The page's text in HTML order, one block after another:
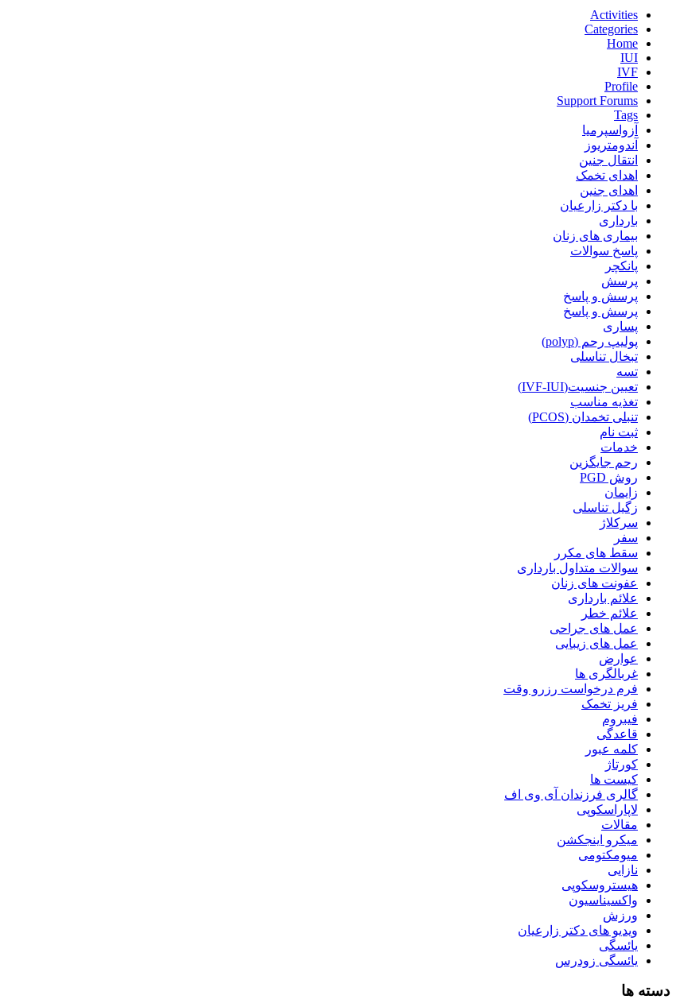
Activities
Categories
Home
IUI
IVF
Profile
Support Forums
Tags
آزواسپرمیا
آندومتریوز
انتقال جنین
اهدای تخمک
اهدای جنین
با دکتر زارعیان
بارداری
بیماری های زنان
پاسخ سوالات
پانکچر
پرسش
پرسش و پاسخ
پرسش و پاسخ
پساری
پولیپ رحم (polyp)
تبخال تناسلی
تسه
تعیین جنسیت(IVF-IUI)
تغذیه مناسب
تنبلی تخمدان (PCOS)
ثبت نام
خدمات
رحم جایگزین
روش PGD
زایمان
زگیل تناسلی
سرکلاژ
سفر
سقط های مکرر
سوالات متداول بارداری
عفونت های زنان
علائم بارداری
علائم خطر
عمل های جراحی
عمل های زیبایی
عوارض
غربالگری ها
فرم درخواست رزرو وقت
فریز تخمک
فیبروم
قاعدگی
کلمه عبور
کورتاژ
کیست ها
گالری فرزندان آی وی اف
لاپاراسکوپی
مقالات
میکرو اینجکشن
میومکتومی
نازایی
هیستروسکوپی
واکسیناسیون
ورزش
ویدیو های دکتر زارعیان
یائسگی
یائسگی زودرس
دسته ها